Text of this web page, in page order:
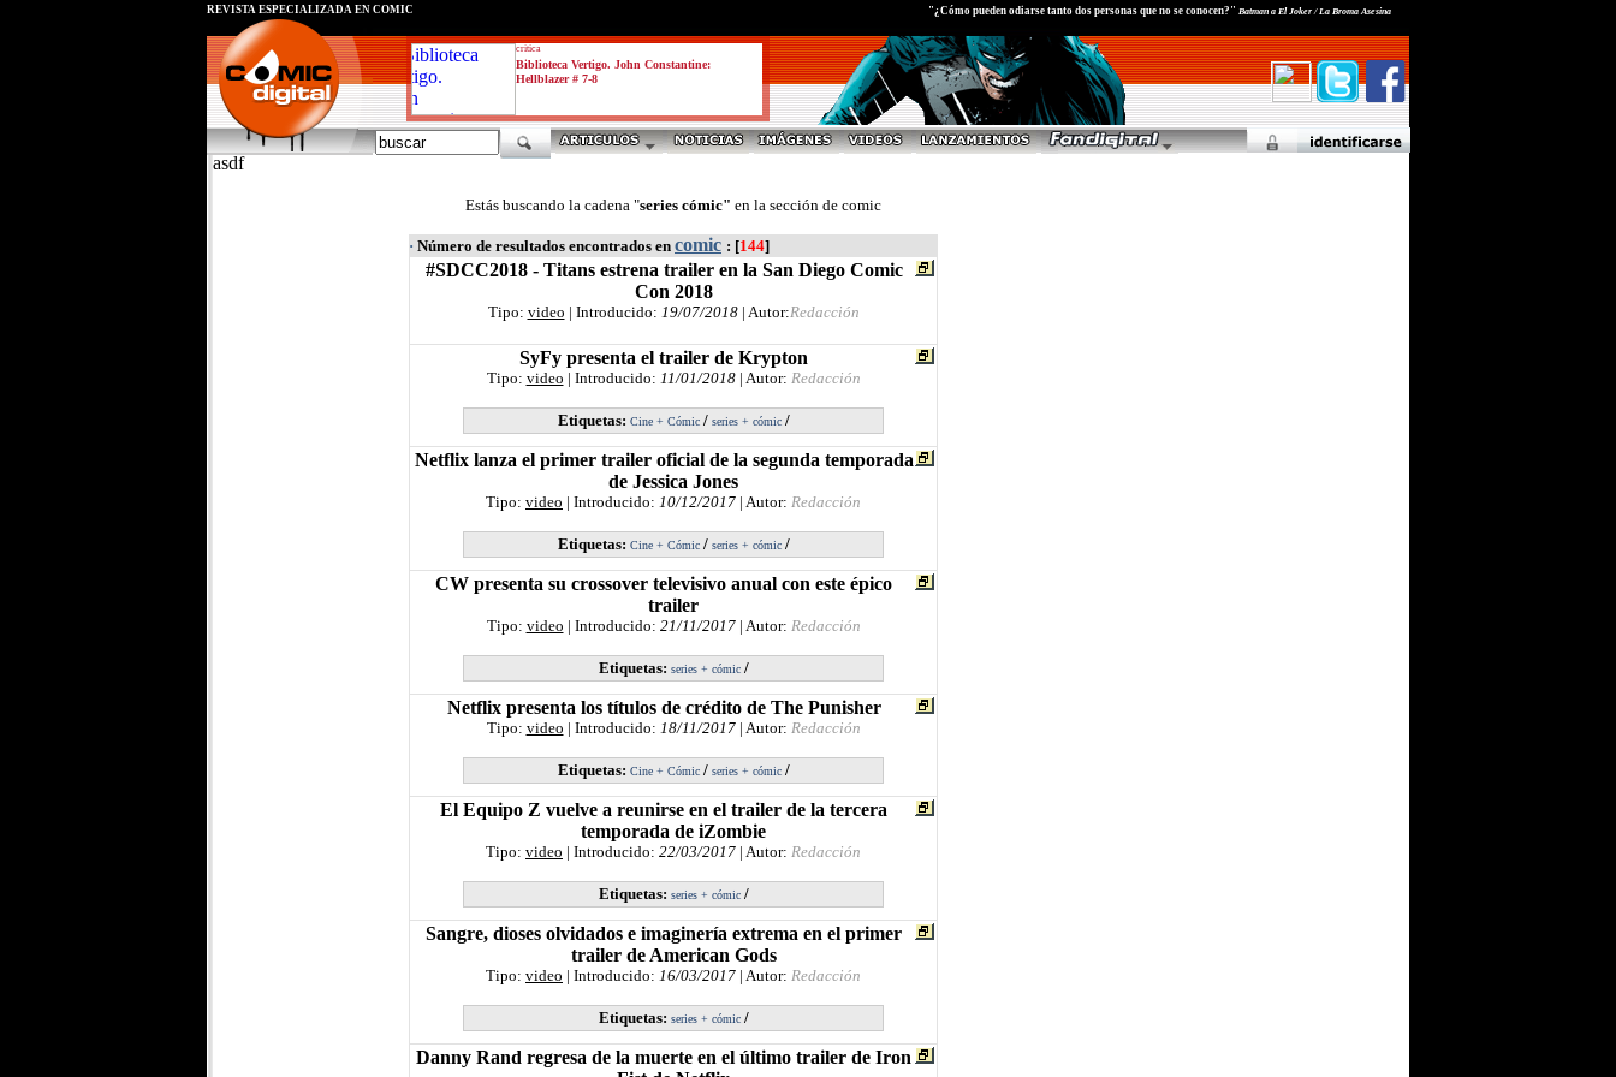
critica
Biblioteca Vertigo. John Constantine:
Hellblazer # 7-8
REVISTA ESPECIALIZADA EN CÓMIC "¿Cómo pueden odiarse tanto dos personas que no se conocen?" Batman a El Joker / La Broma Asesina
asdf
Estás buscando la cadena "series cómic" en la sección de comic
· Número de resultados encontrados en comic : [144]
#SDCC2018 - Titans estrena trailer en la San Diego Comic
Con 2018
Tipo: video | Introducido: 19/07/2018| Autor:Redacción
SyFy presenta el trailer de Krypton
Tipo: video | Introducido: 11/01/2018| Autor: Redacción
Etiquetas: Cine + Cómic/ series + cómic/
Netflix lanza el primer trailer oficial de la segunda temporada
de Jessica Jones
Tipo: video | Introducido: 10/12/2017 | Autor: Redacción
Etiquetas: Cine + Cómic/ series + cómic/
CW presenta su crossover televisivo anual con este épico
trailer
Tipo: video | Introducido: 21/11/2017| Autor: Redacción
Etiquetas: series + cómic/
Netflix presenta los títulos de crédito de The Punisher
Tipo: video | Introducido: 18/11/2017| Autor: Redacción
Etiquetas: Cine + Cómic/ series + cómic/
El Equipo Z vuelve a reunirse en el trailer de la tercera
temporada de iZombie
Tipo: video | Introducido: 22/03/2017 | Autor: Redacción
Etiquetas: series + cómic/
Sangre, dioses olvidados e imaginería extrema en el primer
trailer de American Gods
Tipo: video | Introducido: 16/03/2017 | Autor: Redacción
Etiquetas: series + cómic/
Danny Rand regresa de la muerte en el último trailer de Iron